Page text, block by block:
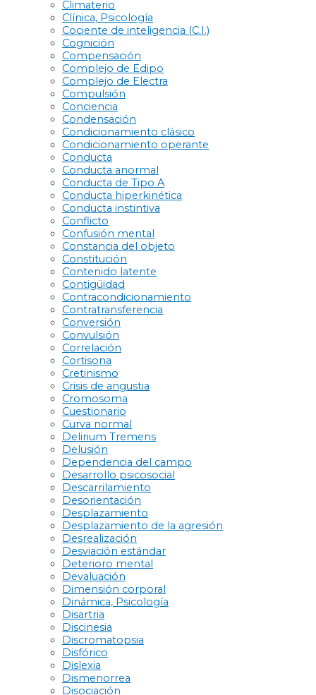
Climaterio
Clínica, Psicología
Cociente de inteligencia (C.I.)
Cognición
Compensación
Complejo de Edipo
Complejo de Electra
Compulsión
Conciencia
Condensación
Condicionamiento clásico
Condicionamiento operante
Conducta
Conducta anormal
Conducta de Tipo A
Conducta hiperkinética
Conducta instintiva
Conflicto
Confusión mental
Constancia del objeto
Constitución
Contenido latente
Contigüidad
Contracondicionamiento
Contratransferencia
Conversión
Convulsión
Correlación
Cortisona
Cretinismo
Crisis de angustia
Cromosoma
Cuestionario
Curva normal
Delirium Tremens
Delusión
Dependencia del campo
Desarrollo psicosocial
Descarrilamiento
Desorientación
Desplazamiento
Desplazamiento de la agresión
Desrealización
Desviación estándar
Deterioro mental
Devaluación
Dimensión corporal
Dinámica, Psicología
Disartria
Discinesia
Discromatopsia
Disfórico
Dislexia
Dismenorrea
Disociación